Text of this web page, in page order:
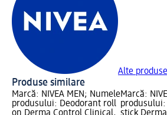
Alte
Produse similare
Marcă: NIVEA MEN; Numele
produsului: Deodorant roll
on Derma Control Clinical,
Marcă:
stick